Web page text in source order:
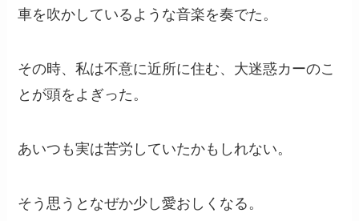
車を吹かしているような音楽を奏でた。
その時、私は不意に近所に住む、大迷惑カーのこ
とが頭をよぎった。
あいつも実は苦労していたかもしれない。
そう思うとなぜか少し愛おしくなる。